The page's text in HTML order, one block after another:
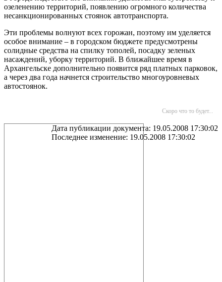
озеленению территорий, появлению огромного количества
несанкционированных стоянок автотранспорта.
Эти проблемы волнуют всех горожан, поэтому им уделяется
особое внимание – в городском бюджете предусмотрены
солидные средства на спилку тополей, посадку зеленых
насаждений, уборку территорий. В ближайшее время в
Архангельске дополнительно появится ряд платных парковок,
а через два года начнется строительство многоуровневых
автостоянок.
Скоро что то будет...
Дата публикации документа: 19.05.2008 17:30:02
Последнее изменение: 19.05.2008 17:30:02